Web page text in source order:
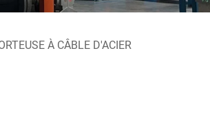
À CÂBLE D'ACIER